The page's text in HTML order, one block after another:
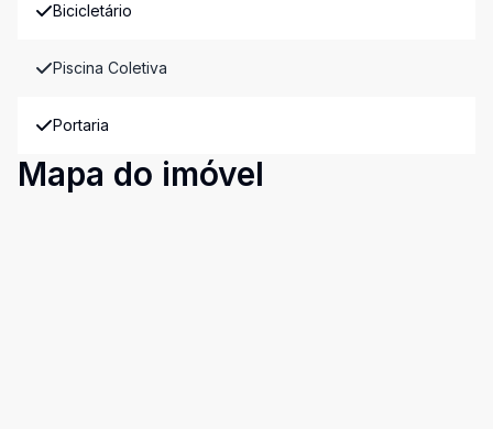
Bicicletário
Piscina Coletiva
Portaria
Mapa do imóvel